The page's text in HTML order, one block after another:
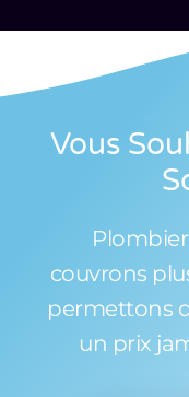
Vous
couvrons
permettons
un prix